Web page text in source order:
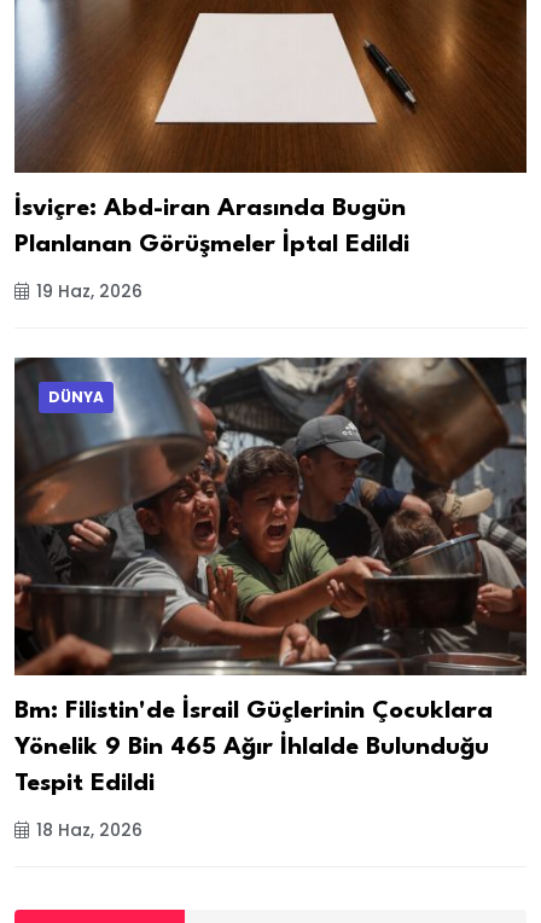
İsviçre: Abd-iran Arasında Bugün
Planlanan Görüşmeler İptal Edildi
19 Haz, 2026
DÜNYA
Bm: Filistin'de İsrail Güçlerinin Çocuklara
Yönelik 9 Bin 465 Ağır İhlalde Bulunduğu
Tespit Edildi
18 Haz, 2026